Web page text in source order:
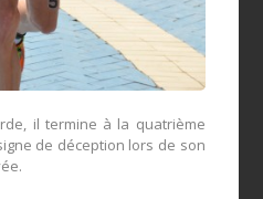
il termine à la quatrième
de déception lors de son